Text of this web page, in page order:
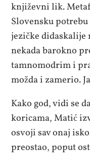
književni lik.
Slovensku potrebu
jezičke didaskalije
nekada barokno
tamnomodrim i
možda i zamerio.
Kako god, vidi se
koricama, Matić
osvoji sav onaj
preostao, poput